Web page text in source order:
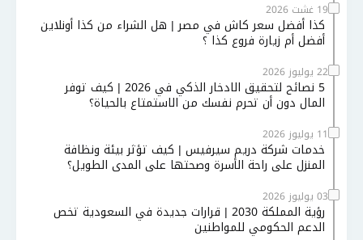
19 غشت 2026
كذا أفضل سعر كاش في مصر | هل الشراء من كذا أونلاين
أفضل أم زيارة فروع كذا ؟
22 يوليوز 2026
5 نصائح لتحقيق الادخار الذكي في 2026 | كيف توفر
المال دون أن تحرم نفسك من الاستمتاع بالحياة؟
11 يوليوز 2026
خدمات شركة دريم سيرفيس | كيف تؤثر بيئة ونظافة
المنزل على راحة الأسرة وصحتها على المدى الطويل؟
03 يوليوز 2026
رؤية المملكة 2030 | قرارات جديدة في السعودية تخص
الدعم الحكومي للمواطنين